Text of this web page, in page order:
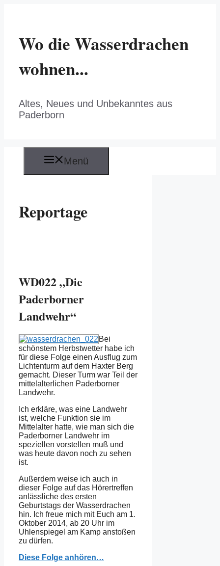
Wo die Wasserdrachen
wohnen...
Altes, Neues und Unbekanntes aus
Paderborn
Menü
Reportage
WD022 „Die
Paderborner
Landwehr“
Bei
schönstem Herbstwetter habe ich
für diese Folge einen Ausflug zum
Lichtenturm auf dem Haxter Berg
gemacht. Dieser Turm war Teil der
mittelalterlichen Paderborner
Landwehr.
Ich erkläre, was eine Landwehr
ist, welche Funktion sie im
Mittelalter hatte, wie man sich die
Paderborner Landwehr im
speziellen vorstellen muß und
was heute davon noch zu sehen
ist.
Außerdem weise ich auch in
dieser Folge auf das Hörertreffen
anlässliche des ersten
Geburtstags der Wasserdrachen
hin. Ich freue mich mit Euch am 1.
Oktober 2014, ab 20 Uhr im
Uhlenspiegel am Kamp anstoßen
zu dürfen.
Diese Folge anhören…